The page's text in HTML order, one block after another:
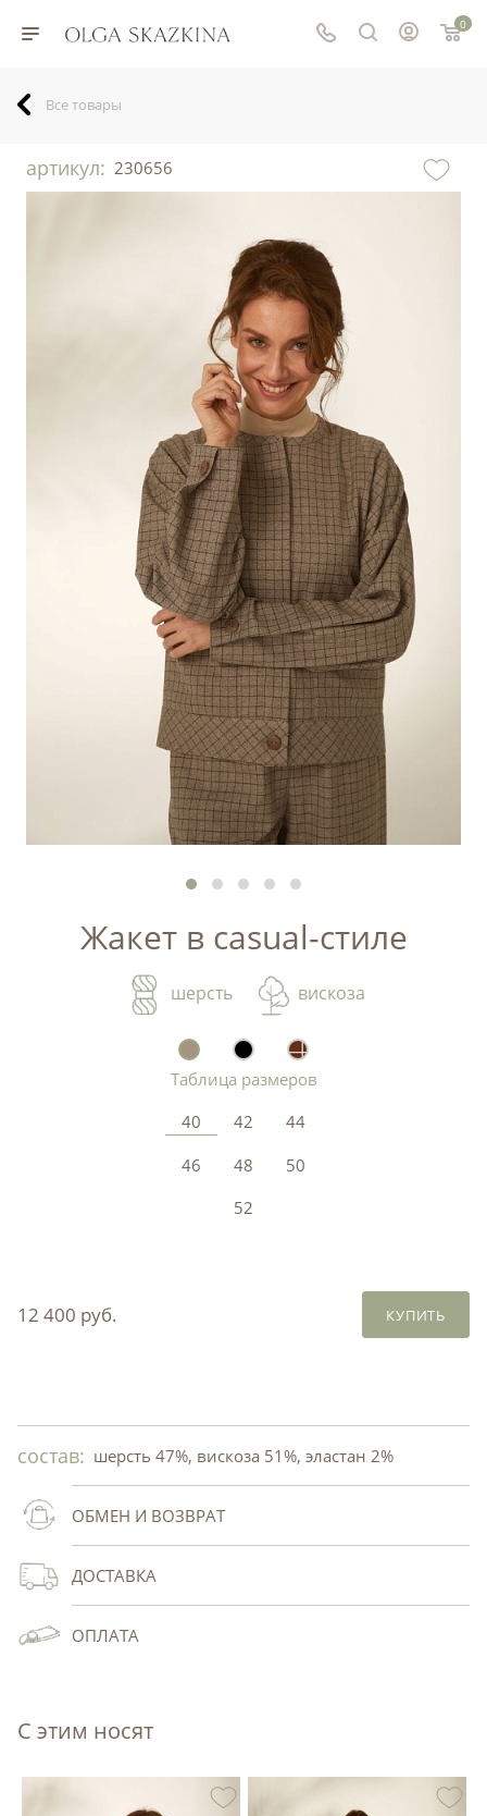
0
Все товары
артикул: 230656
Жакет в casual-стиле
шерсть вискоза
Таблица размеров
40
42
44
46
48
50
52
12 400 руб. КУПИТЬ
состав: шерсть 47%, вискоза 51%, эластан 2%
ОБМЕН И ВОЗВРАТ
ДОСТАВКА
ОПЛАТА
С этим носят